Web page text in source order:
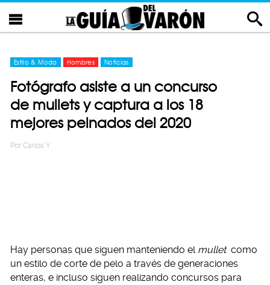
Estilo & Moda Hombres Noticias
Fotógrafo asiste a un concurso
de mullets y captura a los 18
mejores peinados del 2020
Por Carlos Y
Hay personas que siguen manteniendo el mullet como
un estilo de corte de pelo a través de generaciones
enteras, e incluso siguen realizando concursos para